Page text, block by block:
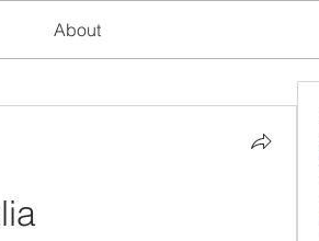
About